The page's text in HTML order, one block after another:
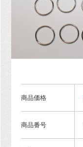
商品価格
商品番号